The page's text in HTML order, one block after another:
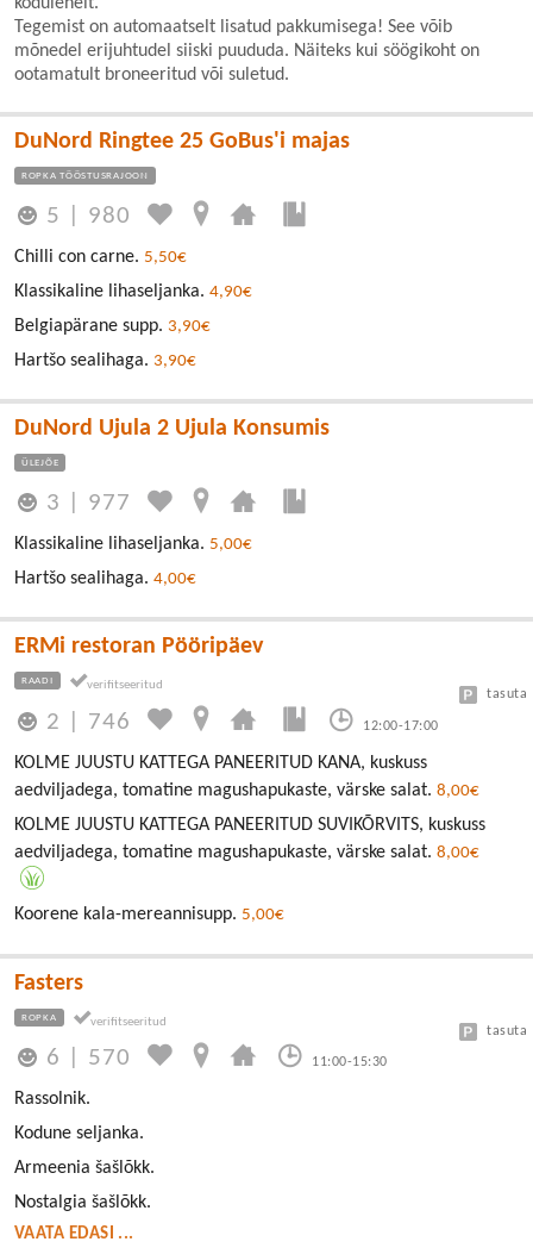
Tegemist on automaatselt lisatud pakkumisega! See võib
mõnedel erijuhtudel siiski puududa. Näiteks kui söögikoht on
ootamatult broneeritud või suletud.
DuNord Ringtee 25 GoBus'i majas
ROPKA TÖÖSTUSRAJOON
5 980
Chilli con carne. 5,50€
Klassikaline lihaseljanka. 4,90€
Belgiapärane supp. 3,90€
Hartšo sealihaga. 3,90€
DuNord Ujula 2 Ujula Konsumis
ÜLEJÕE
3 977
Klassikaline lihaseljanka. 5,00€
Hartšo sealihaga. 4,00€
ERMi restoran Pööripäev
RAADI
2 746 12:00-17:00
tasuta
KOLME JUUSTU KATTEGA PANEERITUD KANA, kuskuss
aedviljadega, tomatine magushapukaste, värske salat. 8,00€
KOLME JUUSTU KATTEGA PANEERITUD SUVIKÕRVITS, kuskuss
aedviljadega, tomatine magushapukaste, värske salat. 8,00€
Koorene kala-mereannisupp. 5,00€
Fasters
ROPKA
6 570 11:00-15:30
tasuta
Rassolnik.
Kodune seljanka.
Armeenia šašlõkk.
Nostalgia šašlõkk.
VAATA EDASI ...